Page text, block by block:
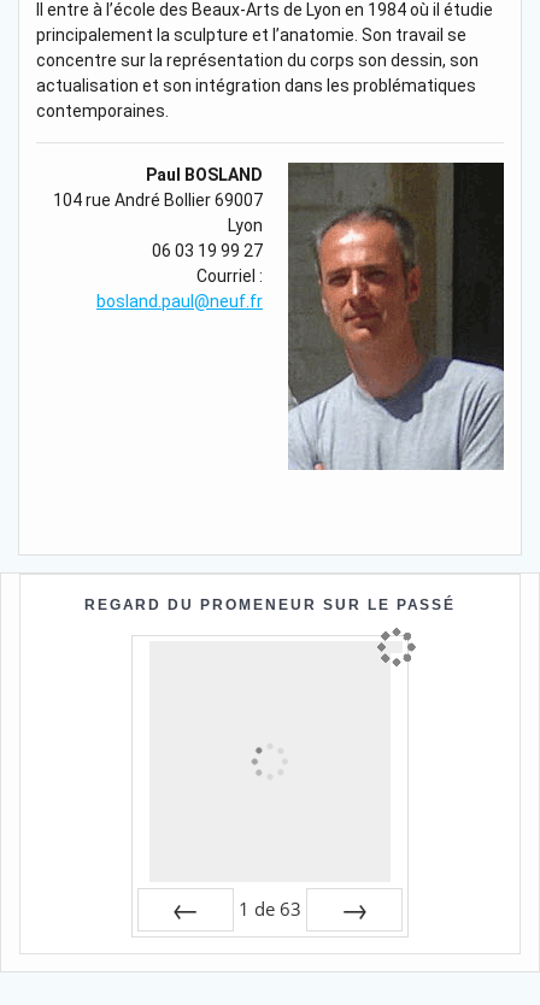
Il entre à l’école des Beaux-Arts de Lyon en 1984 où il étudie
principalement la sculpture et l’anatomie. Son travail se
concentre sur la représentation du corps son dessin, son
actualisation et son intégration dans les problématiques
contemporaines.
Paul BOSLAND
104 rue André Bollier 69007
Lyon
06 03 19 99 27
Courriel :
bosland.paul@neuf.fr
REGARD DU PROMENEUR SUR LE PASSÉ
Préc
1 de 63
Suiv.